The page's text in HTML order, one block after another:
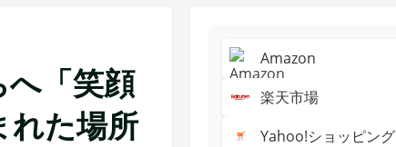
「笑顔
れた場所
Amazon
楽天市場
Yahoo!ショッピング